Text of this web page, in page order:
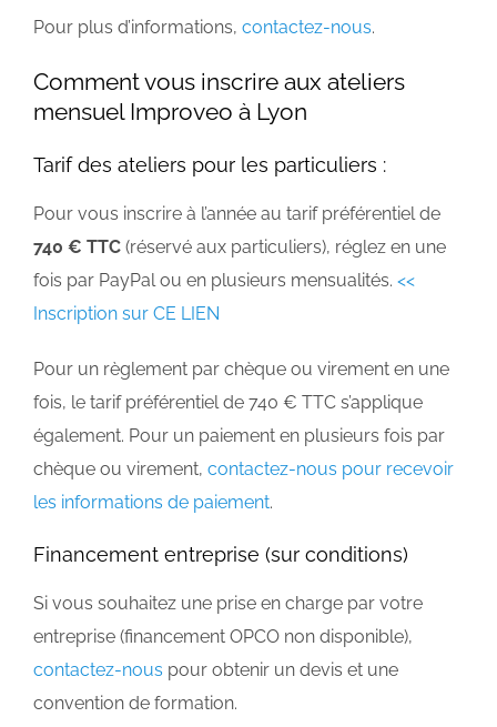
Pour plus d’informations, contactez-nous.
Comment vous inscrire aux ateliers
mensuel Improveo à Lyon
Tarif des ateliers pour les particuliers :
Pour vous inscrire à l’année au tarif préférentiel de
740 € TTC (réservé aux particuliers), réglez en une
fois par PayPal ou en plusieurs mensualités. <<
Inscription sur CE LIEN
Pour un règlement par chèque ou virement en une
fois, le tarif préférentiel de 740 € TTC s’applique
également. Pour un paiement en plusieurs fois par
chèque ou virement, contactez-nous pour recevoir
les informations de paiement.
Financement entreprise (sur conditions)
Si vous souhaitez une prise en charge par votre
entreprise (financement OPCO non disponible),
contactez-nous pour obtenir un devis et une
convention de formation.